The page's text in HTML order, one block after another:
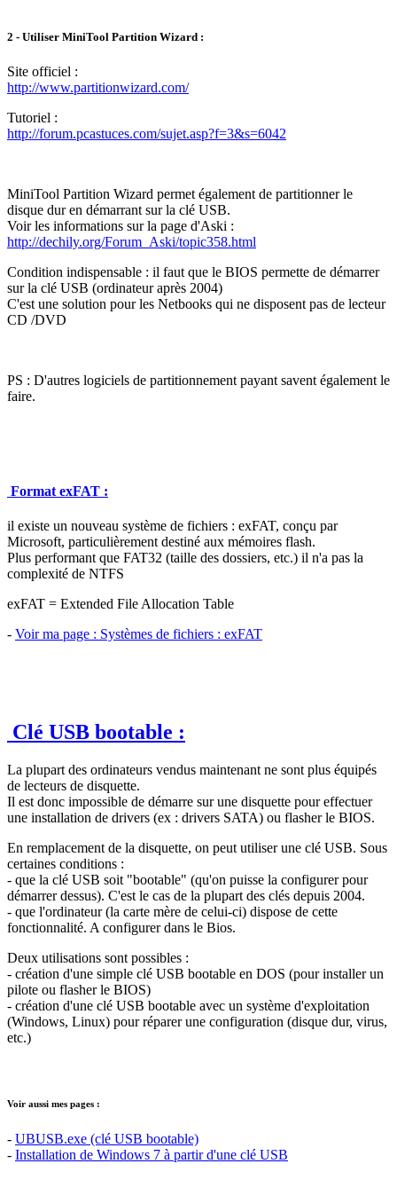
2 - Utiliser MiniTool Partition Wizard :
Site officiel :
http://www.partitionwizard.com/
Tutoriel :
http://forum.pcastuces.com/sujet.asp?f=3&s=6042
MiniTool Partition Wizard permet également de partitionner le
disque dur en démarrant sur la clé USB.
Voir les informations sur la page d'Aski :
http://dechily.org/Forum_Aski/topic358.html
Condition indispensable : il faut que le BIOS permette de démarrer
sur la clé USB (ordinateur après 2004)
C'est une solution pour les Netbooks qui ne disposent pas de lecteur
CD /DVD
PS : D'autres logiciels de partitionnement payant savent également le
faire.
Format exFAT :
il existe un nouveau système de fichiers : exFAT, conçu par
Microsoft, particulièrement destiné aux mémoires flash.
Plus performant que FAT32 (taille des dossiers, etc.) il n'a pas la
complexité de NTFS
exFAT = Extended File Allocation Table
- Voir ma page : Systèmes de fichiers : exFAT
Clé USB bootable :
La plupart des ordinateurs vendus maintenant ne sont plus équipés
de lecteurs de disquette.
Il est donc impossible de démarre sur une disquette pour effectuer
une installation de drivers (ex : drivers SATA) ou flasher le BIOS.
En remplacement de la disquette, on peut utiliser une clé USB. Sous
certaines conditions :
- que la clé USB soit "bootable" (qu'on puisse la configurer pour
démarrer dessus). C'est le cas de la plupart des clés depuis 2004.
- que l'ordinateur (la carte mère de celui-ci) dispose de cette
fonctionnalité. A configurer dans le Bios.
Deux utilisations sont possibles :
- création d'une simple clé USB bootable en DOS (pour installer un
pilote ou flasher le BIOS)
- création d'une clé USB bootable avec un système d'exploitation
(Windows, Linux) pour réparer une configuration (disque dur, virus,
etc.)
Voir aussi mes pages :
- UBUSB.exe (clé USB bootable)
- Installation de Windows 7 à partir d'une clé USB